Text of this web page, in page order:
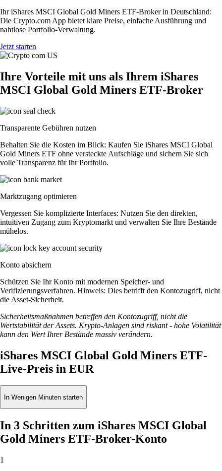
Ihr iShares MSCI Global Gold Miners ETF-Broker in Deutschland:
Die Crypto.com App bietet klare Preise, einfache Ausführung und
nahtlose Portfolio-Verwaltung.
Jetzt starten
Ihre Vorteile mit uns als Ihrem iShares
MSCI Global Gold Miners ETF-Broker
Transparente Gebühren nutzen
Behalten Sie die Kosten im Blick: Kaufen Sie iShares MSCI Global
Gold Miners ETF ohne versteckte Aufschläge und sichern Sie sich
volle Transparenz für Ihr Portfolio.
Marktzugang optimieren
Vergessen Sie komplizierte Interfaces: Nutzen Sie den direkten,
intuitiven Zugang zum Kryptomarkt und verwalten Sie Ihre Bestände
mühelos.
Konto absichern
Schützen Sie Ihr Konto mit modernen Speicher- und
Verifizierungsverfahren. Hinweis: Dies betrifft den Kontozugriff, nicht
die Asset-Sicherheit.
Sicherheitsmaßnahmen betreffen den Kontozugriff, nicht die
Wertstabilität der Assets. Krypto-Anlagen sind riskant - hohe Volatilität
kann den Wert Ihrer Bestände massiv verändern.
iShares MSCI Global Gold Miners ETF-
Live-Preis in EUR
In Wenigen Minuten starten
In 3 Schritten zum iShares MSCI Global
Gold Miners ETF-Broker-Konto
1